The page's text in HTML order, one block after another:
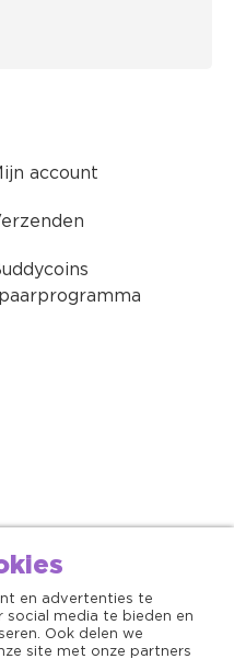
account
en advertenties te
social media te bieden en
Ook delen we
site met onze partners